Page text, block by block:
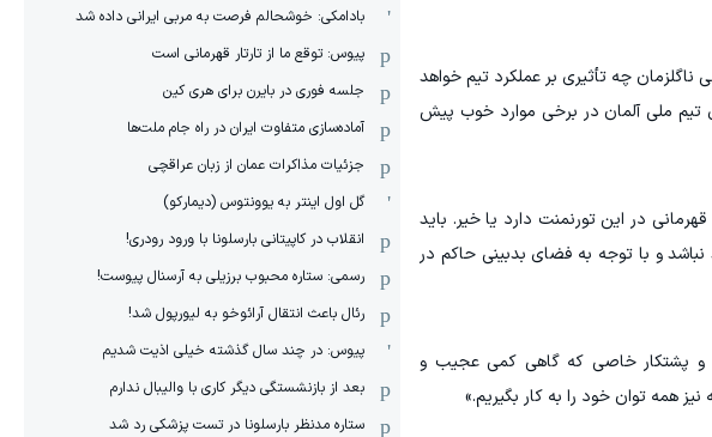
ناگلزمان چه تأثیری بر عملکرد تیم خواهد
ملی آلمان در برخی موارد خوب پیش
در این تورنمنت دارد یا خیر. باید
و با توجه به فضای بدبینی حاکم در
و پشتکار خاصی که گاهی کمی عجیب و
همه توان خود را به کار بگیریم.»
بادامکی: خوشحالم فرصت به مربی ایرانی داده شد
پیوس: توقع ما از تارتار قهرمانی است
جلسه فوری در بایرن برای هری کین
آماده‌سازی متفاوت ایران در راه جام ملت‌ها
جزئیات مذاکرات عمان از زبان عراقچی
گل اول اینتر به یوونتوس (دیمارکو)
انقلاب در کاپیتانی بارسلونا با ورود رودری!
رسمی: ستاره محبوب برزیلی به آرسنال پیوست!
رئال باعث انتقال آرائوخو به لیورپول شد!
پیوس: در چند سال گذشته خیلی اذیت شدیم
بعد از بازنشستگی دیگر کاری با والیبال ندارم
ستاره مدنظر بارسلونا در تست پزشکی رد شد